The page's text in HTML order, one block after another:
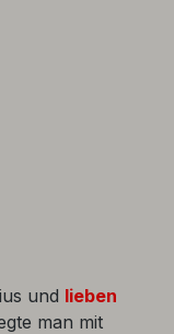
und lieben
man mit